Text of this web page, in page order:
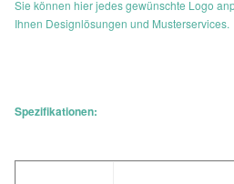
Sie können hier jedes gewünschte Logo
Ihnen Designlösungen und Musterservices.
Spezifikationen: